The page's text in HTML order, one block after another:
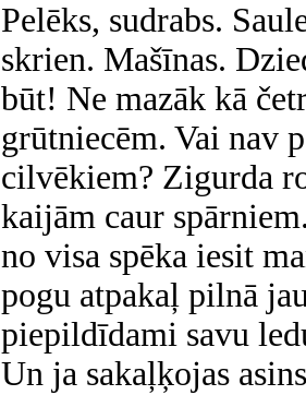
Pelēks, sudrabs.
skrien. Mašīnas.
būt! Ne mazāk kā
grūtniecēm. Vai nav
cilvēkiem? Zigurda
kaijām caur
no visa spēka iesit
pogu atpakaļ pilnā
piepildīdami savu
Un ja sakaļķojas